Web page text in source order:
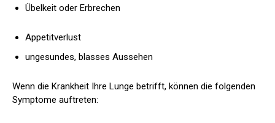
Übelkeit oder Erbrechen
Appetitverlust
ungesundes, blasses Aussehen
Wenn die Krankheit Ihre Lunge betrifft, können die folgenden
Symptome auftreten: